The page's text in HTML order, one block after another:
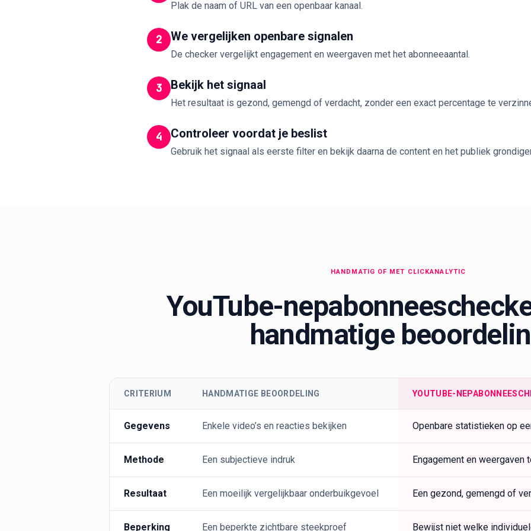
Plak de naam of URL van een openbaar kanaal.
2 We vergelijken openbare signalen
De checker vergelijkt engagement en weergaven met het abonneeaantal.
3 Bekijk het signaal
Het resultaat is gezond, gemengd of verdacht, zonder een exact percentage te
4 Controleer voordat je beslist
Gebruik het signaal als eerste filter en bekijk daarna de content en het publiek
HANDMATIG OF MET CLICKANALYTIC
YouTube-
handmatige
CRITERIUM HANDMATIGE BEOORDELING YOUTUBE-
Gegevens Enkele video’s en reacties bekijken Openbare statistieken op
Methode Een subjectieve indruk Engagement en weergaven
Resultaat Een moeilijk vergelijkbaar onderbuikgevoel Een gezond, gemengd of
Beperking Een beperkte zichtbare steekproef Bewijst niet welke